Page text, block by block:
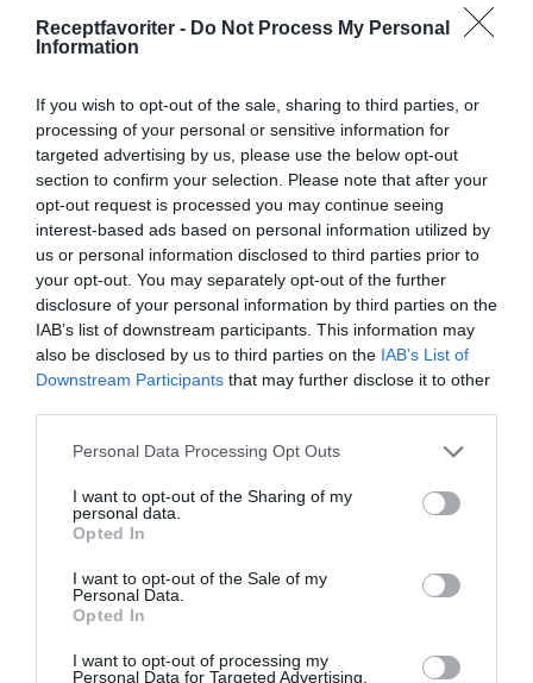
Receptfavoriter - Do Not Process My Personal
Information
If you wish to opt-out of the sale, sharing to third parties, or
processing of your personal or sensitive information for
targeted advertising by us, please use the below opt-out
section to confirm your selection. Please note that after your
opt-out request is processed you may continue seeing
interest-based ads based on personal information utilized by
us or personal information disclosed to third parties prior to
your opt-out. You may separately opt-out of the further
disclosure of your personal information by third parties on the
IAB’s list of downstream participants. This information may
also be disclosed by us to third parties on the IAB’s List of
Downstream Participants that may further disclose it to other
Personal Data Processing Opt Outs
I want to opt-out of the Sharing of my
personal data.
Opted In
I want to opt-out of the Sale of my
Personal Data.
Opted In
I want to opt-out of processing my
Personal Data for Targeted Advertising.
Uppskattat näringsvärde per portion:
231 kcal
Publicerat: 2008-01-02,Uppdaterat:2020-06-18
Författare:Henrik
Mattsson
Måltidsvetenskap från
restauranghögskolan i Grythyttan. På denna sida
delar jag med mig av tusentals olika recept för alla
smaker - noviser som hemmakockar. Alla recept
har jag provlagat, skrivit och fotat så att du ska
kunna laga dem med bästa resultat hemma. Läs mer
om mig